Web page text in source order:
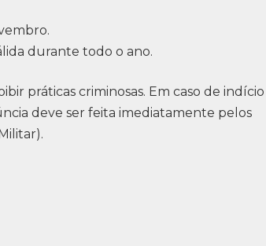
durante todo o ano.
práticas criminosas. Em caso de indício
deve ser feita imediatamente pelos